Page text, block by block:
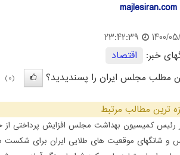
majlesiran.com
1400/
23:42:39
خبر:
اقتصاد
مطلب مجلس ایران را پسندیدید؟
(0)
ترین مطالب مرتبط
رئیس کمیسیون بهداشت مجلس افزایش پرداختی از
و شانگهای موقعیت های طلایی ایران برای شکست